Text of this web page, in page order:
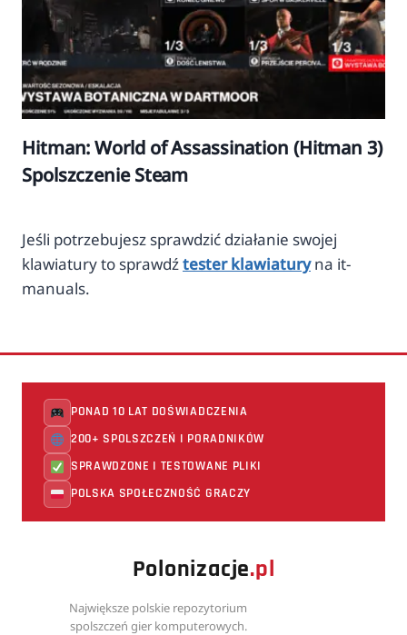
Hitman: World of Assassination (Hitman 3)
Spolszczenie Steam
Jeśli potrzebujesz sprawdzić działanie swojej
klawiatury to sprawdźtester klawiaturyna it-
manuals.
PONAD 10 LAT DOŚWIADCZENIA
200+ SPOLSZCZEŃ I PORADNIKÓW
SPRAWDZONE I TESTOWANE PLIKI
POLSKA SPOŁECZNOŚĆ GRACZY
Polonizacje.pl
Największe polskie repozytorium
spolszczeń gier komputerowych.